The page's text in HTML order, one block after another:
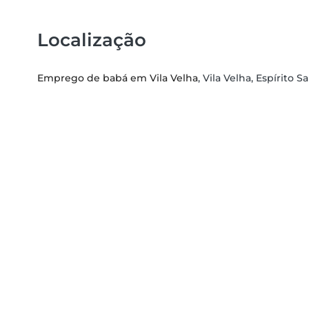
Localização
Emprego de babá em Vila Velha, Vila Velha, Espírito